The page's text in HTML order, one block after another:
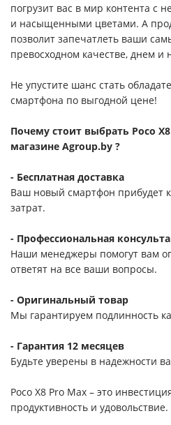
погрузит вас в мир контента с
и насыщенными цветами. А
позволит запечатлеть ваши
превосходном качестве, днем и
Не упустите шанс стать
смартфона по выгодной цене!
Почему стоит выбрать Poco
магазине Agroup.by ?
- Бесплатная доставка
Ваш новый смартфон прибудет
затрат.
- Профессиональная
Наши менеджеры помогут вам
ответят на все ваши вопросы.
- Оригинальный товар
Мы гарантируем подлинность
- Гарантия 12 месяцев
Будьте уверены в надежности
Poco X8 Pro Max – это
продуктивность и